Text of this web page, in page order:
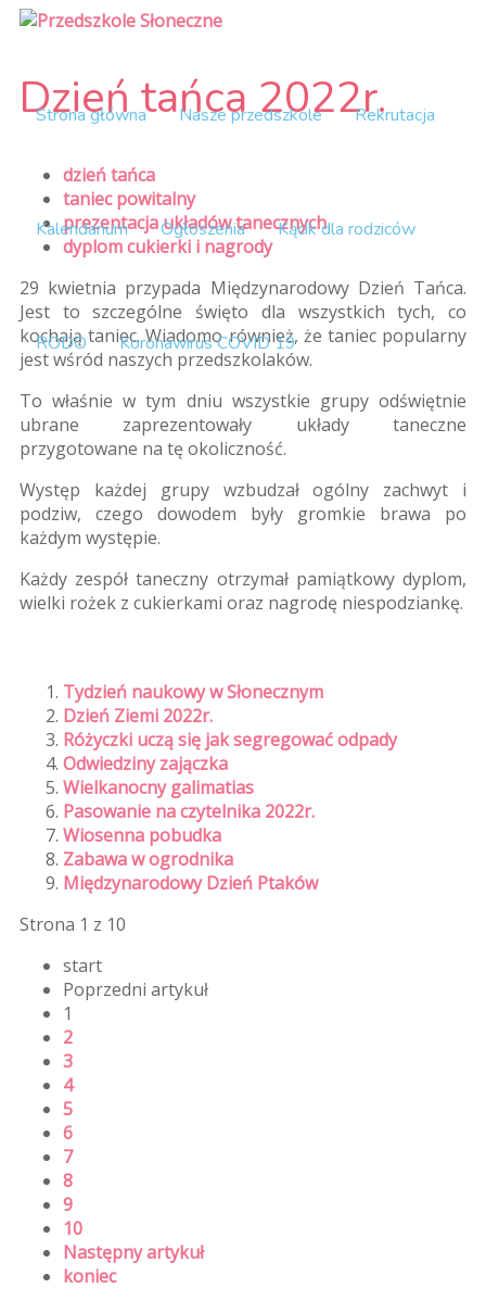
Strona główna Nasze przedszkole Rekrutacja
Kalendarium Ogłoszenia Kącik dla rodziców
RODO Koronawirus COVID 19
Dzień tańca 2022r.
dzień tańca
taniec powitalny
prezentacja układów tanecznych
dyplom cukierki i nagrody
29 kwietnia przypada Międzynarodowy Dzień Tańca.
Jest to szczególne święto dla wszystkich tych, co
kochają taniec. Wiadomo również, że taniec popularny
jest wśród naszych przedszkolaków.
To właśnie w tym dniu wszystkie grupy odświętnie
ubrane zaprezentowały układy taneczne
przygotowane na tę okoliczność.
Występ każdej grupy wzbudzał ogólny zachwyt i
podziw, czego dowodem były gromkie brawa po
każdym występie.
Każdy zespół taneczny otrzymał pamiątkowy dyplom,
wielki rożek z cukierkami oraz nagrodę niespodziankę.
Tydzień naukowy w Słonecznym
Dzień Ziemi 2022r.
Różyczki uczą się jak segregować odpady
Odwiedziny zajączka
Wielkanocny galimatias
Pasowanie na czytelnika 2022r.
Wiosenna pobudka
Zabawa w ogrodnika
Międzynarodowy Dzień Ptaków
Strona 1 z 10
start
Poprzedni artykuł
1
2
3
4
5
6
7
8
9
10
Następny artykuł
koniec